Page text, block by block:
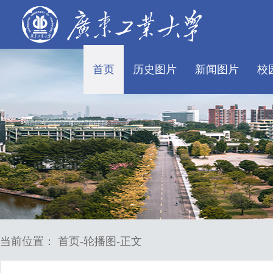
首页 历史图片 新闻图片 校
当前位置： 首页 轮播图 正文